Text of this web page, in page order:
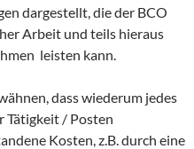
dargestellt, die der BCO
Arbeit und teils hieraus
leisten kann.
dass wiederum jedes
Tätigkeit / Posten
Kosten, z.B. durch eine